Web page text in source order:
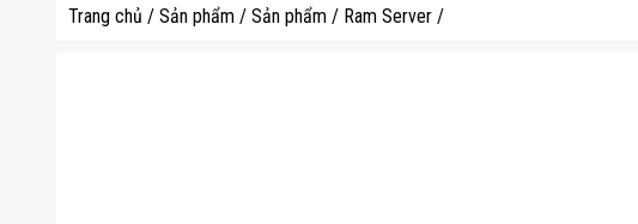
Trang chủ / Sản phẩm / Sản phẩm / Ram Server /